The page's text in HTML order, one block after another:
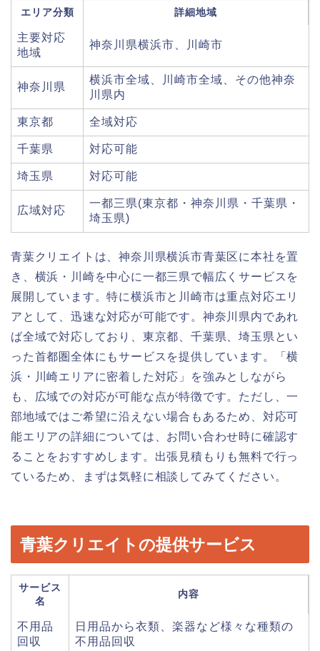
エリア分類 詳細地域
主要対応
地域
神奈川県横浜市、川崎市
神奈川県
横浜市全域、川崎市全域、その他神奈
川県内
東京都 全域対応
千葉県 対応可能
埼玉県 対応可能
広域対応
一都三県(東京都・神奈川県・千葉県・
埼玉県)
青葉クリエイトは、神奈川県横浜市青葉区に本社を置
き、横浜・川崎を中心に一都三県で幅広くサービスを
展開しています。特に横浜市と川崎市は重点対応エリ
アとして、迅速な対応が可能です。神奈川県内であれ
ば全域で対応しており、東京都、千葉県、埼玉県とい
った首都圏全体にもサービスを提供しています。「横
浜・川崎エリアに密着した対応」を強みとしながら
も、広域での対応が可能な点が特徴です。ただし、一
部地域ではご希望に沿えない場合もあるため、対応可
能エリアの詳細については、お問い合わせ時に確認す
ることをおすすめします。出張見積もりも無料で行っ
ているため、まずは気軽に相談してみてください。
青葉クリエイトの提供サービス
サービス
名
内容
不用品
回収
日用品から衣類、楽器など様々な種類の
不用品回収